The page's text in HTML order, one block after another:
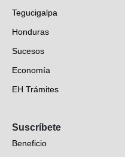
Tegucigalpa
Honduras
Sucesos
Economía
EH Trámites
EH Verifica
Fotogalerías
Suscríbete
Beneficio